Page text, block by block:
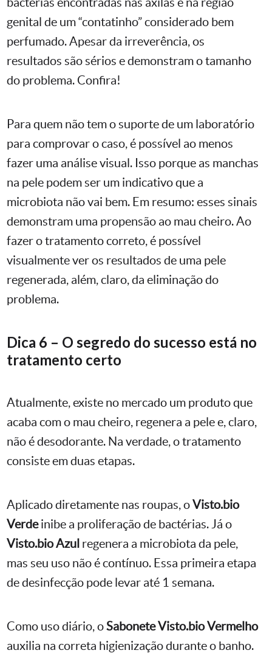
genital de um “contatinho” considerado bem
perfumado. Apesar da irreverência, os
resultados são sérios e demonstram o tamanho
do problema. Confira!
Para quem não tem o suporte de um laboratório
para comprovar o caso, é possível ao menos
fazer uma análise visual. Isso porque as manchas
na pele podem ser um indicativo que a
microbiota não vai bem. Em resumo: esses sinais
demonstram uma propensão ao mau cheiro. Ao
fazer o tratamento correto, é possível
visualmente ver os resultados de uma pele
regenerada, além, claro, da eliminação do
problema.
Dica 6 – O segredo do sucesso está no
tratamento certo
Atualmente, existe no mercado um produto que
acaba com o mau cheiro, regenera a pele e, claro,
não é desodorante. Na verdade, o tratamento
consiste em duas etapas.
Aplicado diretamente nas roupas, oVisto.bio
Verdeinibe a proliferação de bactérias. Já o
Visto.bio Azul regenera a microbiota da pele,
mas seu uso não é contínuo. Essa primeira etapa
de desinfecção pode levar até 1 semana.
Como uso diário, oSabonete Visto.bio Vermelho
auxilia na correta higienização durante o banho.